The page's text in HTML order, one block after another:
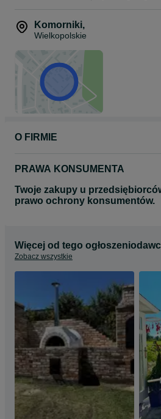
Komorniki,
Wielkopolskie
O FIRMIE
PRAWA KONSUMENTA
Twoje zakupy u
prawo ochrony konsumentów.
Więcej od tego
Zobacz wszystkie